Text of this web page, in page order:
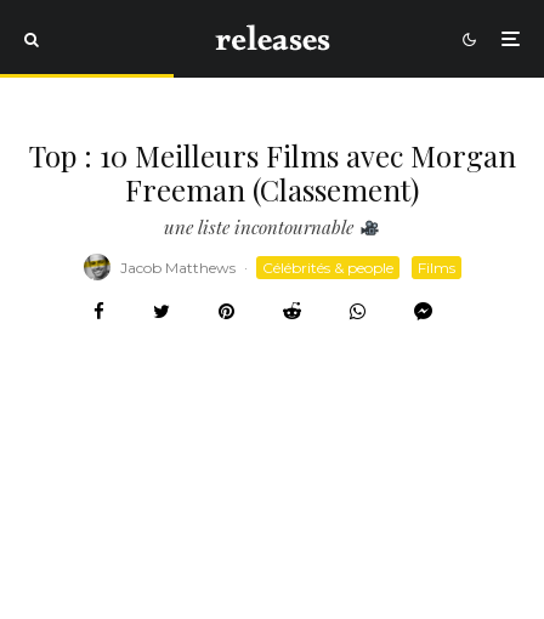
Top : 10 Meilleurs Films avec Morgan
Freeman (Classement)
une liste incontournable
Jacob Matthews · Célébrités & people Films